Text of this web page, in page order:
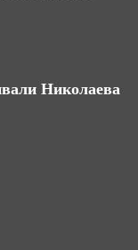
Николаева